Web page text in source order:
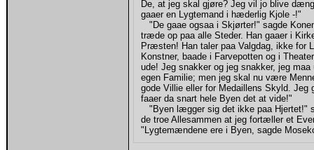
De, at jeg skal gjøre? Jeg vil jo blive
gaaer en Lygtemand i hæderlig Kjole -!"
"De gaae ogsaa i Skjørter!" sagde
træde op paa alle Steder. Han gaaer i
Præsten! Han taler paa Valgdag, ikke for
Konstner, baade i Farvepotten og i
ude! Jeg snakker og jeg snakker, jeg
egen Familie; men jeg skal nu være
gode Villie eller for Medaillens Skyld.
faaer da snart hele Byen det at vide!"
"Byen lægger sig det ikke paa Hjertet!"
de troe Allesammen at jeg fortæller et
"Lygtemændene ere i Byen, sagde